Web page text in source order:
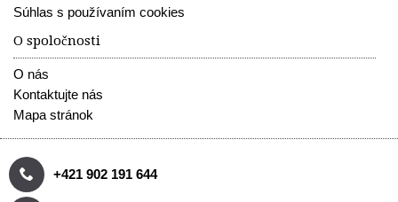
Súhlas s používaním cookies
O spoločnosti
O nás
Kontaktujte nás
Mapa stránok
+421 902 191 644